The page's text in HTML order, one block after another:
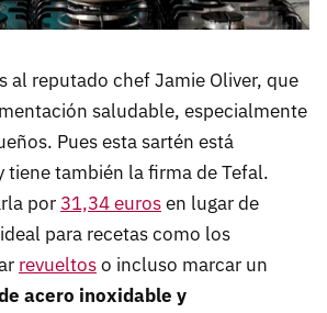
al reputado chef Jamie Oliver, que
saludable, especialmente
Pues esta sartén está
tiene también la firma de Tefal.
por 31,34 eurosen lugar de
para recetas como los
revueltoso incluso marcar un
acero inoxidable y